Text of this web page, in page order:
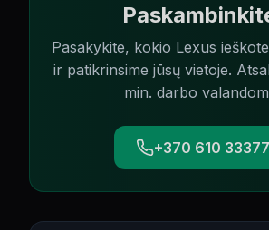
Pasakykite, kokio Lexus
ir patikrinsime jūsų vietoje.
min. darbo
+370 610 33377